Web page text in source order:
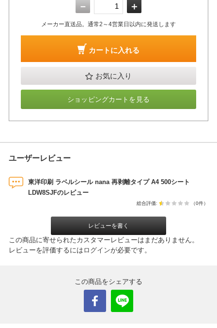
－ ＋
メーカー直送品。通常2～4営業日以内に発送します
カートに入れる
お気に入り
ショッピングカートを見る
ユーザーレビュー
東洋印刷 ラベルシール nana 再剥離タイプ A4 500シート
LDW8SJFのレビュー
総合評価: （0件）
レビューを書く
この商品に寄せられたカスタマーレビューはまだありません。
レビューを評価するにはログインが必要です。
この商品をシェアする